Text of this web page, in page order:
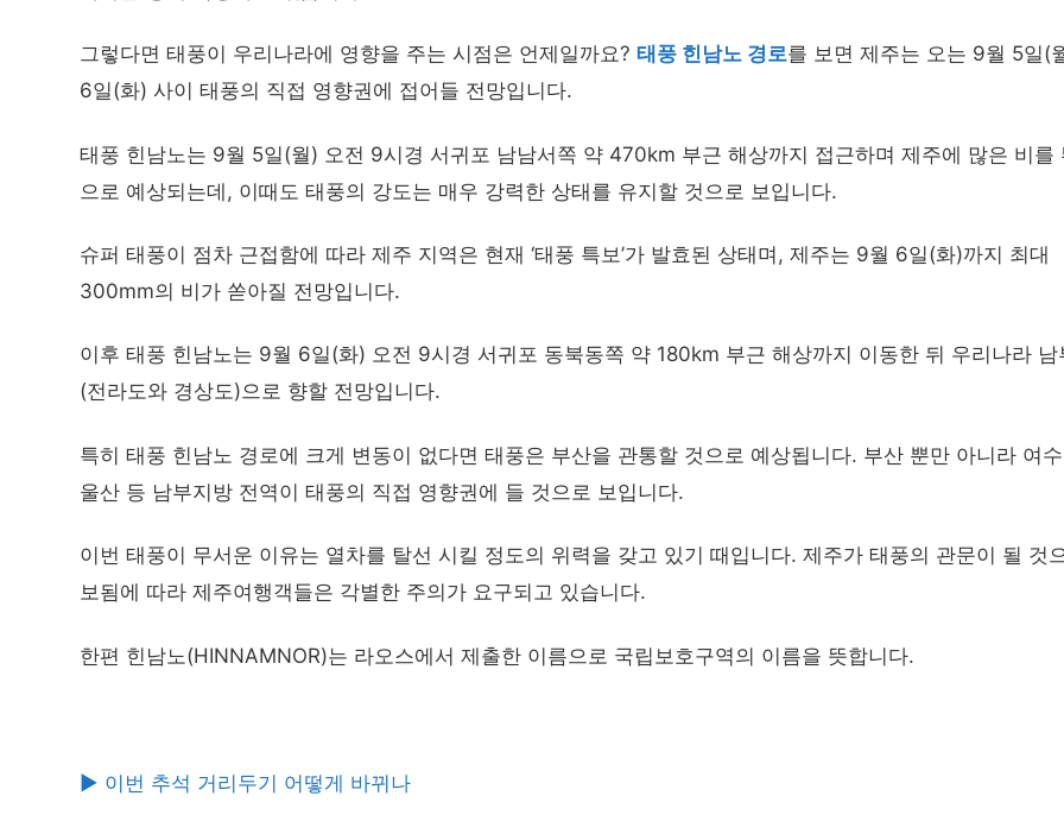
그렇다면 태풍이 우리나라에 영향을 주는 시점은 언제일까요? 태풍 힌남노 경로를 보면 제주는 오는 9월 5일(
6일(화) 사이 태풍의 직접 영향권에 접어들 전망입니다.
태풍 힌남노는 9월 5일(월) 오전 9시경 서귀포 남남서쪽 약 470km 부근 해상까지 접근하며 제주에 많은 비를
으로 예상되는데, 이때도 태풍의 강도는 매우 강력한 상태를 유지할 것으로 보입니다.
슈퍼 태풍이 점차 근접함에 따라 제주 지역은 현재 ‘태풍 특보’가 발효된 상태며, 제주는 9월 6일(화)까지 최대
300mm의 비가 쏟아질 전망입니다.
이후 태풍 힌남노는 9월 6일(화) 오전 9시경 서귀포 동북동쪽 약 180km 부근 해상까지 이동한 뒤 우리나라 남
(전라도와 경상도)으로 향할 전망입니다.
특히 태풍 힌남노 경로에 크게 변동이 없다면 태풍은 부산을 관통할 것으로 예상됩니다. 부산 뿐만 아니라 여
울산 등 남부지방 전역이 태풍의 직접 영향권에 들 것으로 보입니다.
이번 태풍이 무서운 이유는 열차를 탈선 시킬 정도의 위력을 갖고 있기 때입니다. 제주가 태풍의 관문이 될 것
보됨에 따라 제주여행객들은 각별한 주의가 요구되고 있습니다.
한편 힌남노(HINNAMNOR)는 라오스에서 제출한 이름으로 국립보호구역의 이름을 뜻합니다.
▶ 이번 추석 거리두기 어떻게 바뀌나